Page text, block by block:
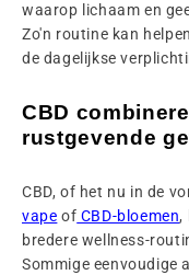
waarop lichaam en
Zo'n routine kan
de dagelijkse
CBD
rustgevende
CBD, of het nu in de
vape of CBD-bloemen,
bredere wellness-
Sommige eenvoudige